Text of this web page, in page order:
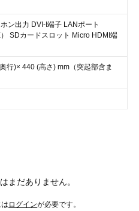
ン出力 DVI-I端子 LANポート
） SDカードスロット Micro HDMI端
行)× 440 (高さ) mm（突起部含ま
まだありません。
ログインが必要です。